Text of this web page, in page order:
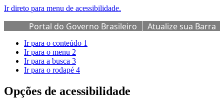
Ir direto para menu de acessibilidade.
Portal do Governo Brasileiro
Atualize sua Barra
de Governo
Ir para o conteúdo 1
Ir para o menu 2
Ir para a busca 3
Ir para o rodapé 4
Opções de acessibilidade